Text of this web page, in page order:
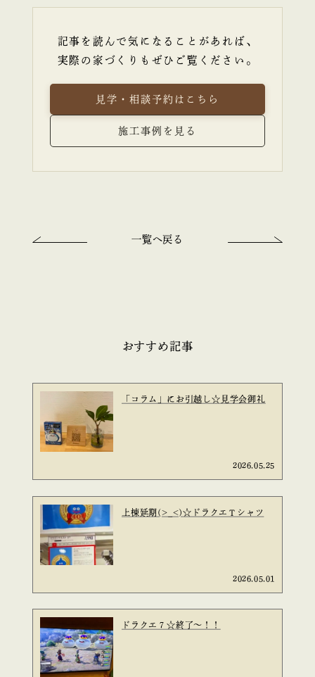
記事を読んで気になることがあれば、
実際の家づくりもぜひご覧ください。
見学・相談予約はこちら
施工事例を見る
一覧へ戻る
おすすめ記事
「コラム」にお引越し☆見学会御礼
2026.05.25
上棟延期(>_<)☆ドラクエＴシャツ
2026.05.01
ドラクエ７☆終了～！！